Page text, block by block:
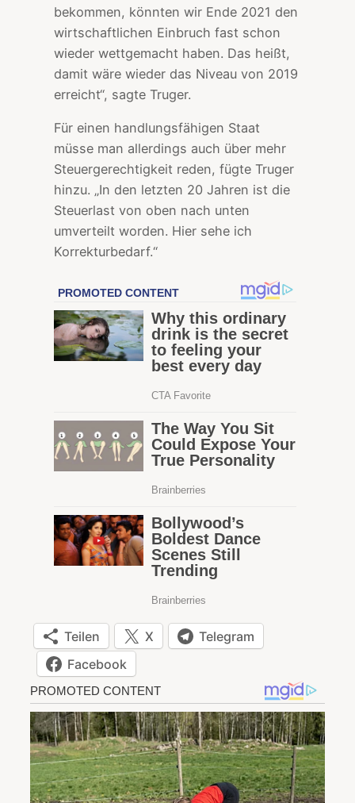
bekommen, könnten wir Ende 2021 den
wirtschaftlichen Einbruch fast schon
wieder wettgemacht haben. Das heißt,
damit wäre wieder das Niveau von 2019
erreicht“, sagte Truger.
Für einen handlungsfähigen Staat
müsse man allerdings auch über mehr
Steuergerechtigkeit reden, fügte Truger
hinzu. „In den letzten 20 Jahren ist die
Steuerlast von oben nach unten
umverteilt worden. Hier sehe ich
Korrekturbedarf.“
Teilen X
Telegram
Facebook